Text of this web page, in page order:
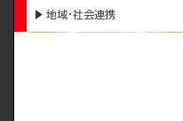
地域・社会連携